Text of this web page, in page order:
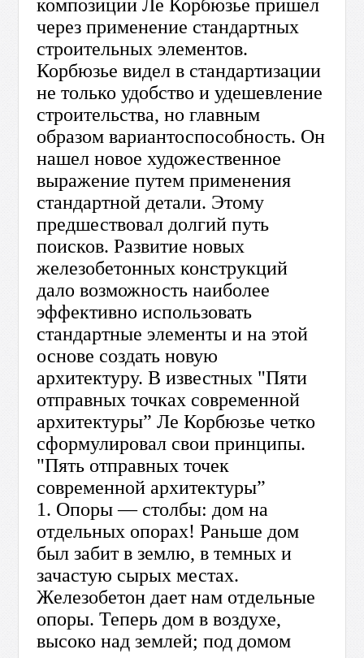
композиции Ле Корбюзье пришел
через применение стандартных
строительных элементов.
Корбюзье видел в стандартизации
не только удобство и удешевление
строительства, но главным
образом вариантоспособность. Он
нашел новое художественное
выражение путем применения
стандартной детали. Этому
предшествовал долгий путь
поисков. Развитие новых
железобетонных конструкций
дало возможность наиболее
эффективно использовать
стандартные элементы и на этой
основе создать новую
архитектуру. В известных "Пяти
отправных точках современной
архитектуры” Ле Корбюзье четко
сформулировал свои принципы.
"Пять отправных точек
современной архитектуры”
1. Опоры — столбы: дом на
отдельных опорах! Раньше дом
был забит в землю, в темных и
зачастую сырых местах.
Железобетон дает нам отдельные
опоры. Теперь дом в воздухе,
высоко над землей; под домом